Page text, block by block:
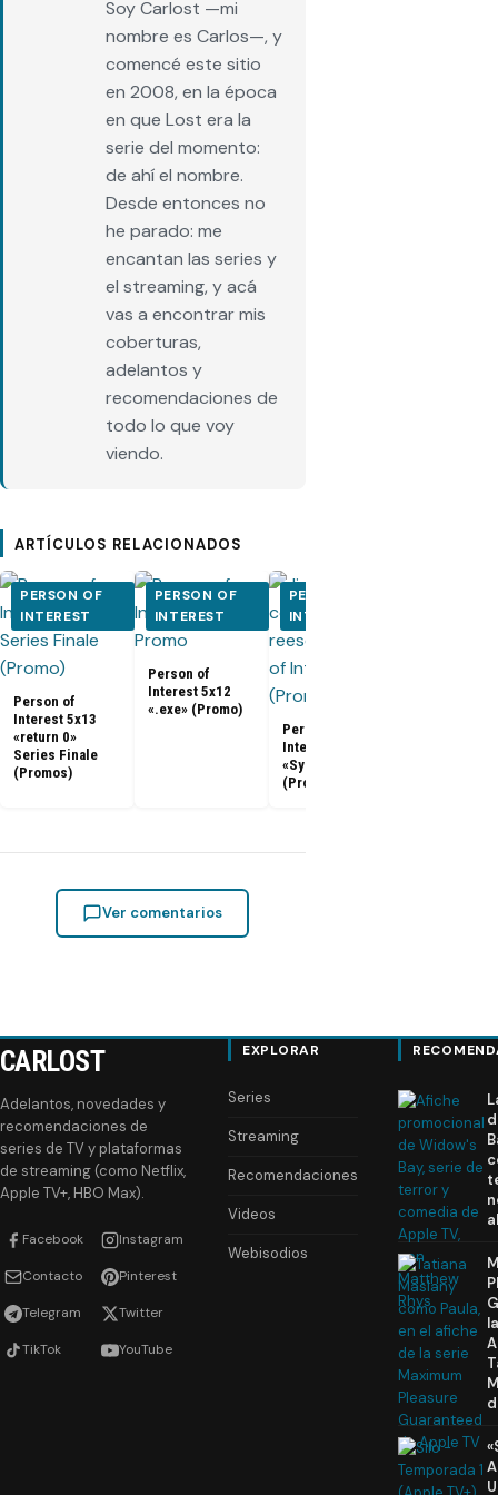
Soy Carlost —mi
nombre es Carlos—, y
comencé este sitio
en 2008, en la época
en que Lost era la
serie del momento:
de ahí el nombre.
Desde entonces no
he parado: me
encantan las series y
el streaming, y acá
vas a encontrar mis
coberturas,
adelantos y
recomendaciones de
todo lo que voy
viendo.
ARTÍCULOS RELACIONADOS
PERSON OF
INTEREST
Person of
Interest 5x13
«return 0»
Series Finale
(Promos)
PERSON OF
INTEREST
Person of
Interest 5x12
«.exe» (Promo)
PERSON OF
INTEREST
Person of
Interest 5x11
«Synecdoche»
(Promo)
Ver comentarios
CARLOST
Adelantos, novedades y
recomendaciones de
series de TV y plataformas
de streaming (como Netflix,
Apple TV+, HBO Max).
Facebook Instagram
Contacto Pinterest
Telegram Twitter
TikTok YouTube
EXPLORAR
Series
Streaming
Recomendaciones
Videos
Webisodios